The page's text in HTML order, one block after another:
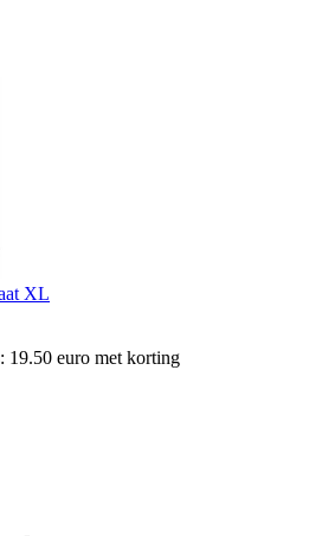
XL
19.50 euro met korting